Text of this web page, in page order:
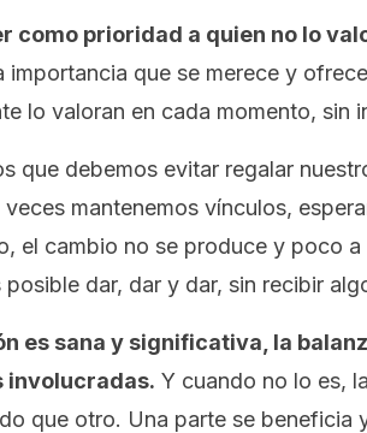
como prioridad a quien no lo
importancia que se merece y
lo valoran en cada momento, sin
que debemos evitar regalar
mantenemos vínculos,
el cambio no se produce y poco
dar, dar y dar, sin recibir
es sana y significativa, la
involucradas. Y cuando no lo es,
que otro. Una parte se beneficia